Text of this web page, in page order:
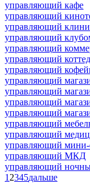
управляющий кафе
управляющий
управляющий
управляющий
управляющий
управляющий
управляющий
управляющий
управляющий
управляющий
управляющий
управляющий
управляющий
управляющий мини-
управляющий МКД
управляющий
1 2345дальше